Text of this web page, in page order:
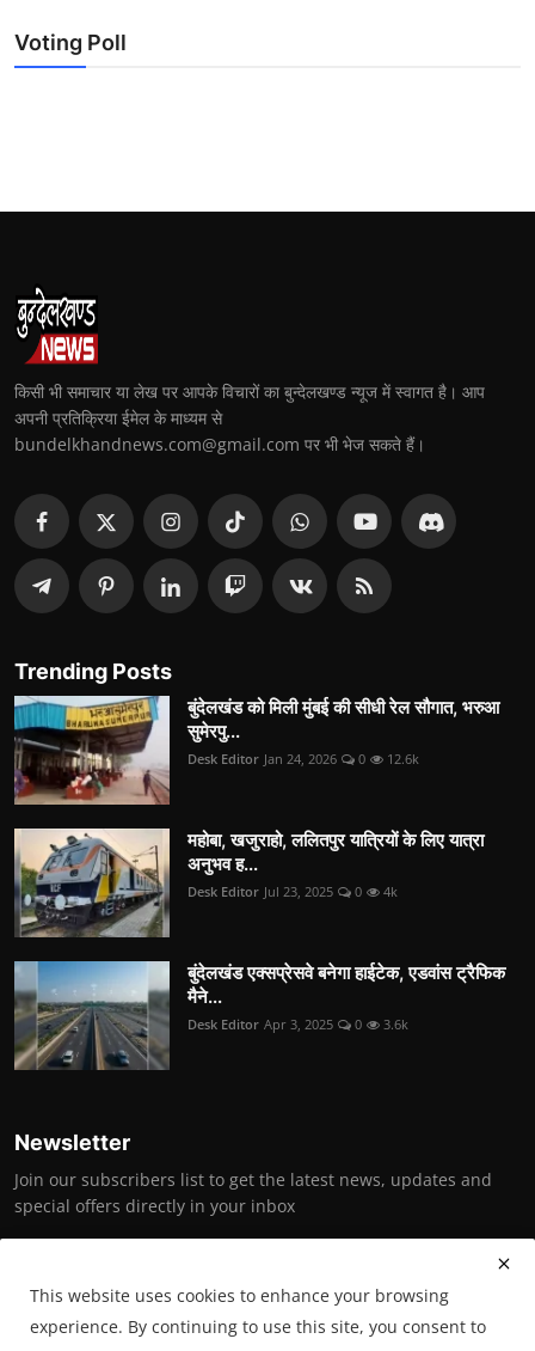
Voting Poll
किसी भी समाचार या लेख पर आपके विचारों का बुन्देलखण्ड न्यूज में स्वागत है। आप
अपनी प्रतिक्रिया ईमेल के माध्यम से
bundelkhandnews.com@gmail.com पर भी भेज सकते हैं।
Trending Posts
बुंदेलखंड को मिली मुंबई की सीधी रेल सौगात, भरुआ
सुमेरपु...
Desk Editor Jan 24, 2026 0 12.6k
महोबा, खजुराहो, ललितपुर यात्रियों के लिए यात्रा
अनुभव ह...
Desk Editor Jul 23, 2025 0 4k
बुंदेलखंड एक्सप्रेसवे बनेगा हाईटेक, एडवांस ट्रैफिक
मैने...
Desk Editor Apr 3, 2025 0 3.6k
Newsletter
Join our subscribers list to get the latest news, updates and
special offers directly in your inbox
Subscribe
This website uses cookies to enhance your browsing
experience. By continuing to use this site, you consent to